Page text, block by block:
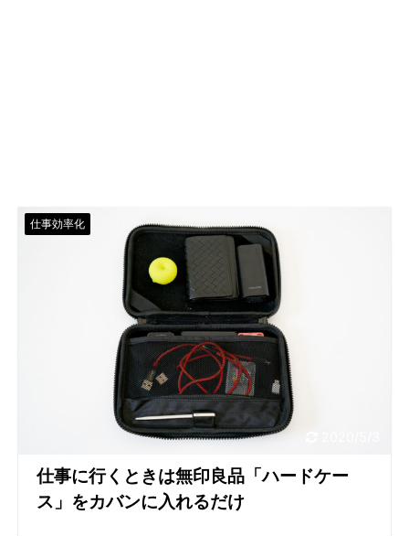
仕事効率化
仕事に行くときは無印良品「ハードケー
ス」をカバンに入れるだけ